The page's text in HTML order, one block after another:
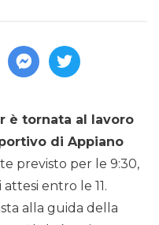
è tornata al lavoro
di Appiano
previsto per le 9:30,
entro le 11.
alla guida della